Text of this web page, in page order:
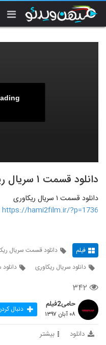
دانلود قسمت ۱ سریال ریکاوری
دانلود قسمت ۱ سریال ریکاوری
https://hami2film.ir/?p=1736
فیلم دانلود قسمت سریال
دانلود سریال ریکاوری
۳۴۲
حامی2فیلم
۰۸ آبان ۱۳۹۷ دنبال
دانلود بیشتر